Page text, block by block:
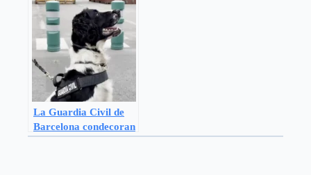
vulnerable
La Guardia Civil de
Barcelona condecoran